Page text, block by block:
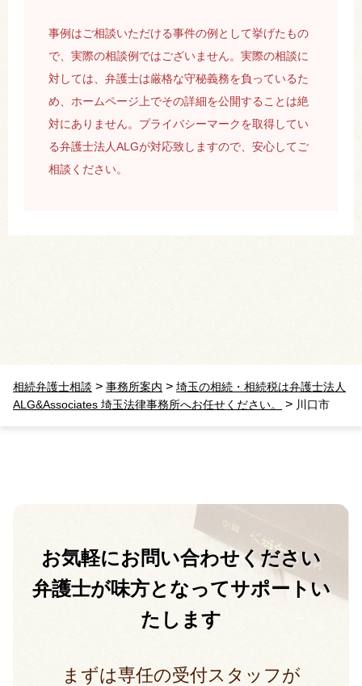
事例はご相談いただける事件の例として挙げたもの
で、実際の相談例ではございません。実際の相談に
対しては、弁護士は厳格な守秘義務を負っているた
め、ホームページ上でその詳細を公開することは絶
対にありません。プライバシーマークを取得してい
る弁護士法人ALGが対応致しますので、安心してご
相談ください。
相続弁護士相談 > 事務所案内 > 埼玉の相続・相続税は弁護士法人
ALG&Associates 埼玉法律事務所へお任せください。
> 川口市
お気軽にお問い合わせください
弁護士が味方となってサポートい
たします
まずは専任の受付スタッフが